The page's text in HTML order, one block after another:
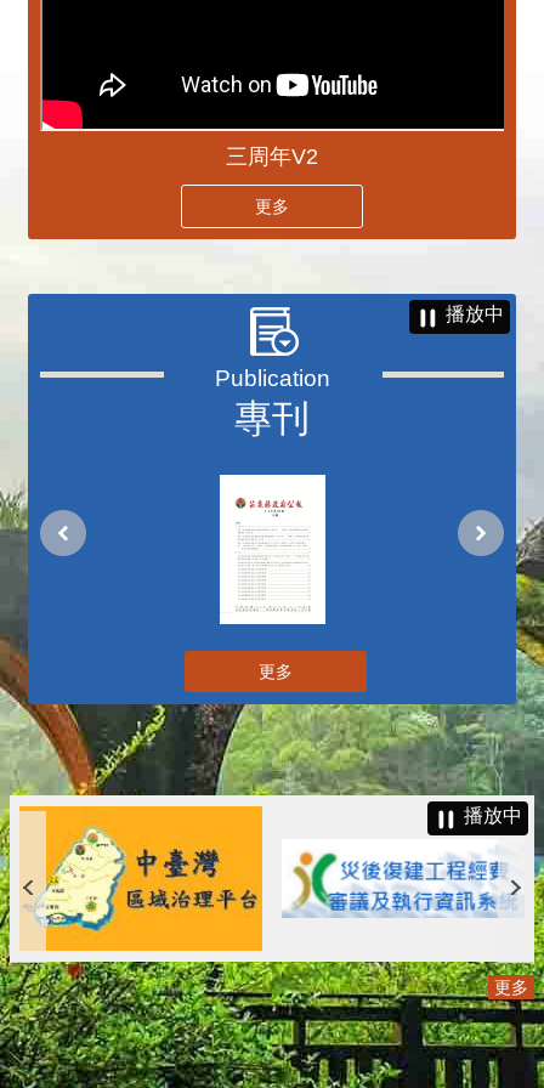
三周年V2
更多
專刊
播放中
更多
播放中
更多